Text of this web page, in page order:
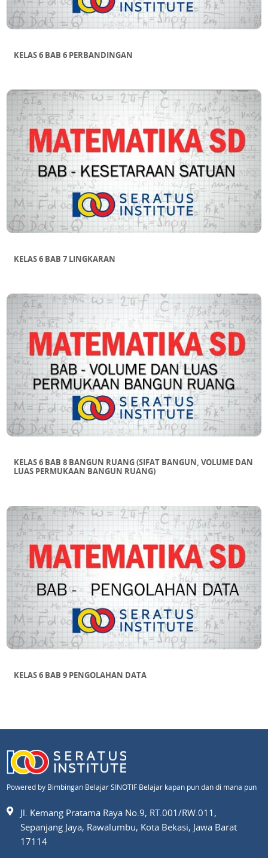
KELAS 6 BAB 6 PERBANDINGAN
KELAS 6 BAB 7 LINGKARAN
KELAS 6 BAB 8 BANGUN RUANG (SIFAT BANGUN, VOLUME DAN
LUAS PERMUKAAN BANGUN RUANG)
KELAS 6 BAB 9 PENGOLAHAN DATA
Powered by Bimbingan Belajar SINOTIF Belajar kapan pun dan di mana pun
Jl. Kemang Pratama Raya No.9, RT.001/RW.011,
Sepanjang Jaya, Rawalumbu, Kota Bekasi, Jawa Barat
17114